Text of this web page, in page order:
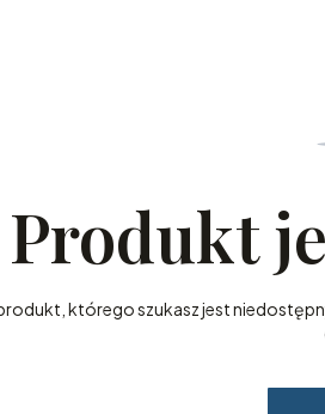
Produkt
którego szukasz jest